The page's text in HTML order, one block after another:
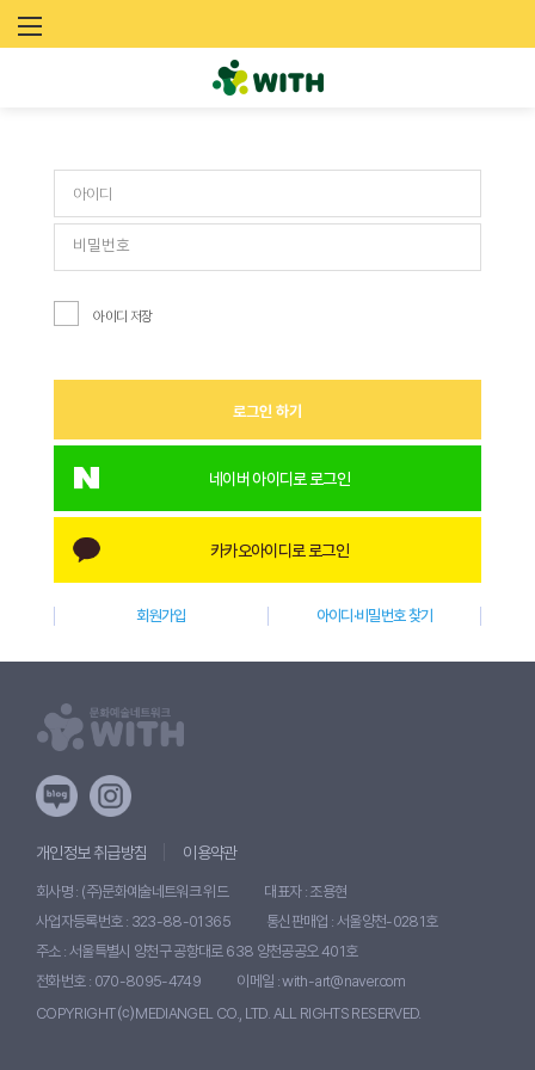
문
예
술
크
위
드
(
W
I
T
로그인
아이디 저장
로그인 하기
네이버 아이디로 로그인
카카오아이디로 로그인
회원가입 아이디·비밀번호 찾기
개인정보 취급방침 이용약관
회사명 : (주)문화예술네트워크 위드
대표자 : 조용현
사업자등록번호 : 323-88-01365
통신판매업 : 서울양천-0281호
주소 : 서울특별시 양천구 공항대로 638 양천공공오 401호
전화번호 : 070-8095-4749
이메일 : with-art@naver.com
COPYRIGHT ⒞ MEDIANGEL CO., LTD. ALL RIGHTS RESERVED.